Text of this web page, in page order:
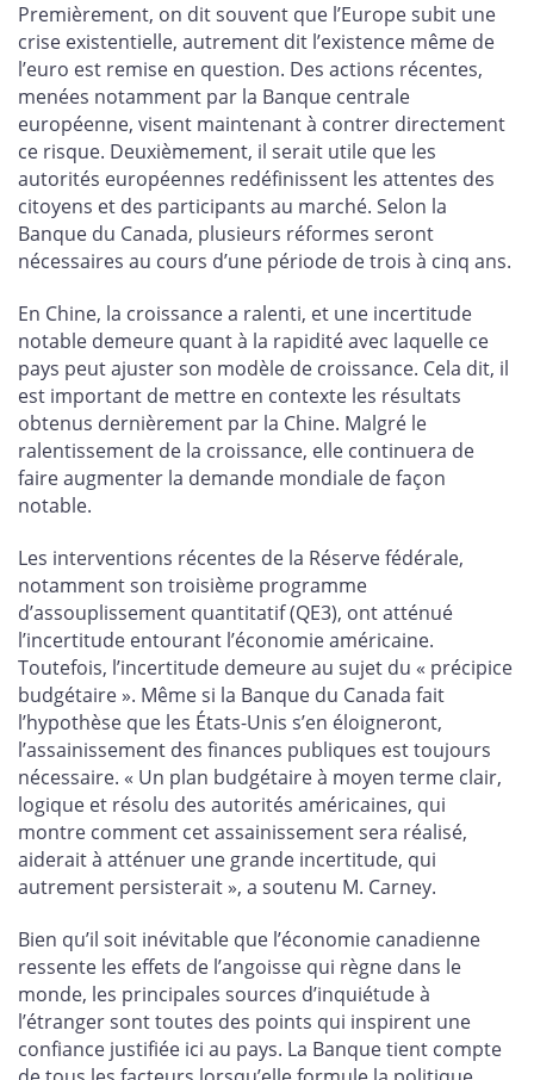
Premièrement, on dit souvent que l’Europe subit une
crise existentielle, autrement dit l’existence même de
l’euro est remise en question. Des actions récentes,
menées notamment par la Banque centrale
européenne, visent maintenant à contrer directement
ce risque. Deuxièmement, il serait utile que les
autorités européennes redéfinissent les attentes des
citoyens et des participants au marché. Selon la
Banque du Canada, plusieurs réformes seront
nécessaires au cours d’une période de trois à cinq ans.
En Chine, la croissance a ralenti, et une incertitude
notable demeure quant à la rapidité avec laquelle ce
pays peut ajuster son modèle de croissance. Cela dit, il
est important de mettre en contexte les résultats
obtenus dernièrement par la Chine. Malgré le
ralentissement de la croissance, elle continuera de
faire augmenter la demande mondiale de façon
notable.
Les interventions récentes de la Réserve fédérale,
notamment son troisième programme
d’assouplissement quantitatif (QE3), ont atténué
l’incertitude entourant l’économie américaine.
Toutefois, l’incertitude demeure au sujet du « précipice
budgétaire ». Même si la Banque du Canada fait
l’hypothèse que les États-Unis s’en éloigneront,
l’assainissement des finances publiques est toujours
nécessaire. « Un plan budgétaire à moyen terme clair,
logique et résolu des autorités américaines, qui
montre comment cet assainissement sera réalisé,
aiderait à atténuer une grande incertitude, qui
autrement persisterait », a soutenu M. Carney.
Bien qu’il soit inévitable que l’économie canadienne
ressente les effets de l’angoisse qui règne dans le
monde, les principales sources d’inquiétude à
l’étranger sont toutes des points qui inspirent une
confiance justifiée ici au pays. La Banque tient compte